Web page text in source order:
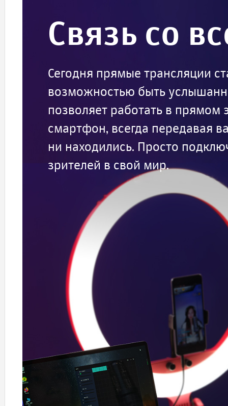
Связь со
Сегодня прямые трансляции
возможностью быть
позволяет работать в прямом
смартфон, всегда передавая
ни находились. Просто
зрителей в свой мир.